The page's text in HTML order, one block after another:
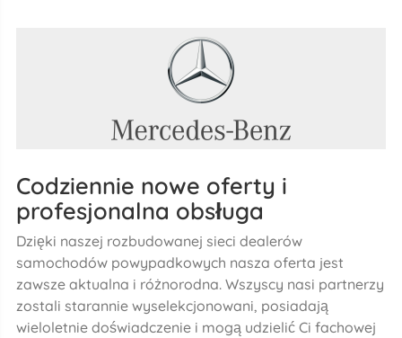
Codziennie nowe oferty i
profesjonalna obsługa
Dzięki naszej rozbudowanej sieci dealerów
samochodów powypadkowych nasza oferta jest
zawsze aktualna i różnorodna. Wszyscy nasi partnerzy
zostali starannie wyselekcjonowani, posiadają
wieloletnie doświadczenie i mogą udzielić Ci fachowej